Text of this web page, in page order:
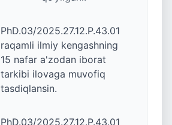
PhD.03/2025.27.12.P.43.01
raqamli ilmiy kengashning
15 nafar a'zodan iborat
tarkibi ilovaga muvofiq
tasdiqlansin.
PhD.03/2025.27.12.P.43.01